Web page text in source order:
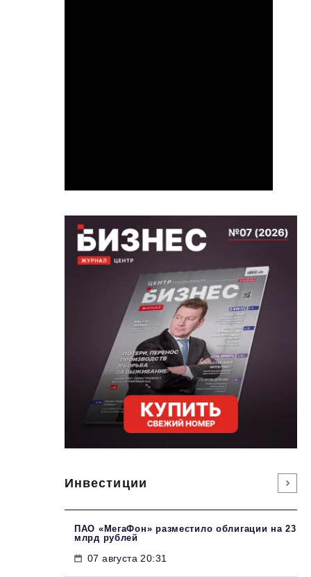
Инвестиции
ПАО «МегаФон» разместило облигации на 23
млрд рублей
07 августа 20:31